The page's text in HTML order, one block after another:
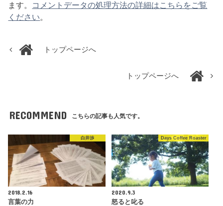
ます。 コメントデータの処理方法の詳細はこちらをご覧
ください。
トップページへ
トップページへ
RECOMMEND こちらの記事も人気です。
白井渉
2018.2.16
言葉の力
Days Coffee Roaster
2020.9.3
怒ると叱る